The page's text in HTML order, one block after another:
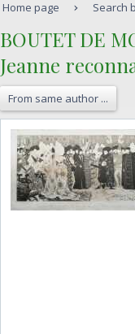
Home page Search
‎BOUTET DE
‎Jeanne
From same author ...